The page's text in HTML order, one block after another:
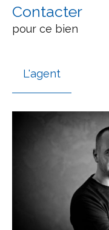
Contacter
pour ce bien
L'agent